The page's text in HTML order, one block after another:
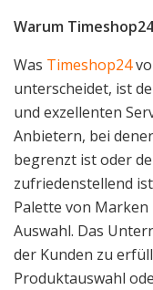
Warum
Was Timeshop24
unterscheidet, ist
und exzellenten
Anbietern, bei
begrenzt ist oder
zufriedenstellend
Palette von
Auswahl. Das
der Kunden zu
Produktauswahl